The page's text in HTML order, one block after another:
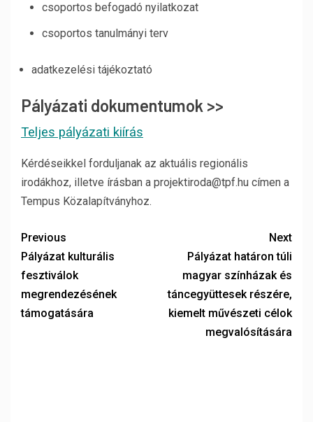
csoportos befogadó nyilatkozat
csoportos tanulmányi terv
adatkezelési tájékoztató
Pályázati dokumentumok >>
Teljes pályázati kiírás
Kérdéseikkel forduljanak az aktuális regionális
irodákhoz, illetve írásban a projektiroda@tpf.hu címen a
Tempus Közalapítványhoz.
Previous
Pályázat kulturális
fesztiválok
megrendezésének
támogatására
Next
Pályázat határon túli
magyar színházak és
táncegyüttesek részére,
kiemelt művészeti célok
megvalósítására